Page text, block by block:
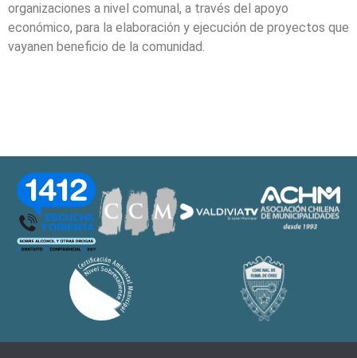
organizaciones a nivel comunal, a través del apoyo
económico, para la elaboración y ejecución de proyectos que
vayanen beneficio de la comunidad.